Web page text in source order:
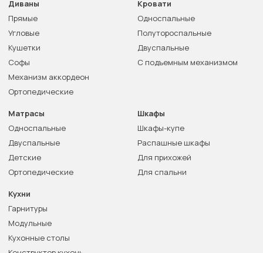
Диваны
Прямые
Угловые
Кушетки
Софы
Механизм аккордеон
Ортопедические
Кровати
Односпальные
Полутороспальные
Двуспальные
С подъемным механизмом
Матрасы
Односпальные
Двуспальные
Детские
Ортопедические
Шкафы
Шкафы-купе
Распашные шкафы
Для прихожей
Для спальни
Кухни
Гарнитуры
Модульные
Кухонные столы